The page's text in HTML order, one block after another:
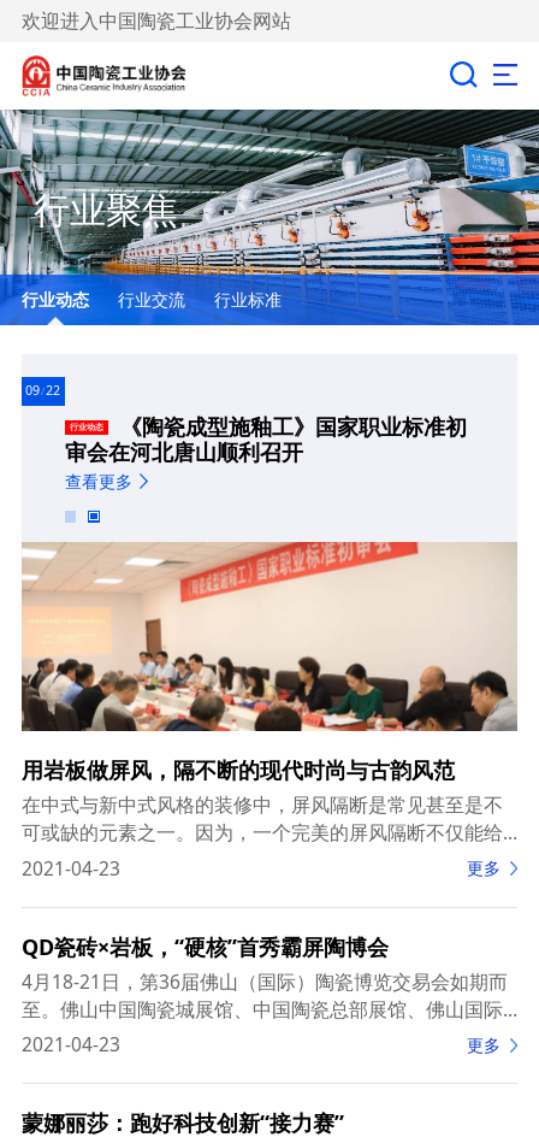
欢迎进入中国陶瓷工业协会网站
行业聚焦
行业动态 行业交流 行业标准
09 22
行业动态
《陶瓷成型施釉工》国家职业标准初
审会在河北唐山顺利召开
查看更多
用岩板做屏风，隔不断的现代时尚与古韵风范
在中式与新中式风格的装修中，屏风隔断是常见甚至是不
可或缺的元素之一。因为，一个完美的屏风隔断不仅能给
空间带来新的感受，还能很好地烘托这种中式氛围。 图
2021-04-23 更多
QD瓷砖×岩板，“硬核”首秀霸屏陶博会
4月18-21日，第36届佛山（国际）陶瓷博览交易会如期而
至。佛山中国陶瓷城展馆、中国陶瓷总部展馆、佛山国际
会议展览中心展馆（华夏展馆）三大展馆同时举行，超800
2021-04-23 更多
蒙娜丽莎：跑好科技创新“接力赛”